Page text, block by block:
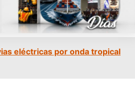
eléctricas por onda tropical